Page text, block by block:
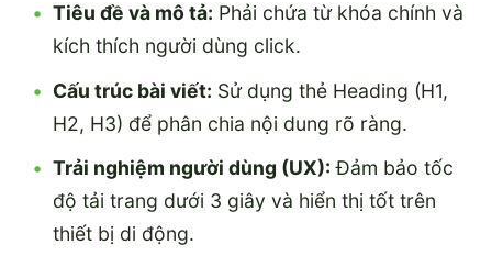
Tiêu đề và mô tả: Phải chứa từ khóa chính và
kích thích người dùng click.
Cấu trúc bài viết: Sử dụng thẻ Heading (H1,
H2, H3) để phân chia nội dung rõ ràng.
Trải nghiệm người dùng (UX): Đảm bảo tốc
độ tải trang dưới 3 giây và hiển thị tốt trên
thiết bị di động.